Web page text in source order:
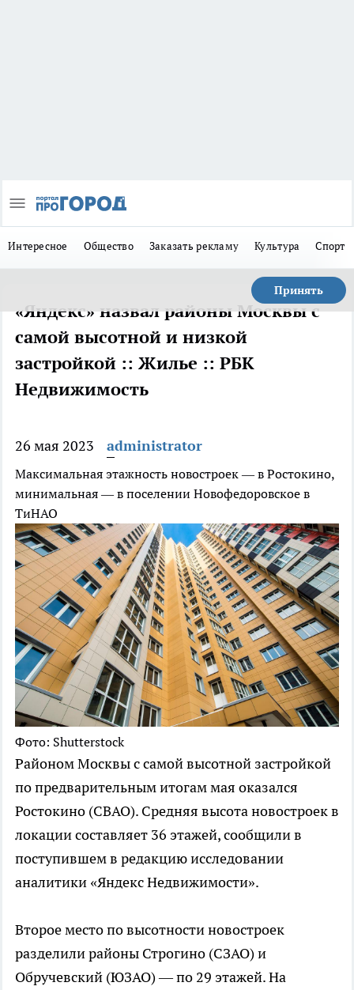
Интересное Общество Заказать рекламу Культура Спорт
Принять
«Яндекс» назвал районы Москвы с
самой высотной и низкой
застройкой :: Жилье :: РБК
Недвижимость
26 мая 2023 administrator
Максимальная этажность новостроек — в Ростокино,
минимальная — в поселении Новофедоровское в
ТиНАО
Фото: Shutterstock
Районом Москвы с самой высотной застройкой
по предварительным итогам мая оказался
Ростокино (СВАО). Средняя высота новостроек в
локации составляет 36 этажей, сообщили в
поступившем в редакцию исследовании
аналитики «Яндекс Недвижимости».
Второе место по высотности новостроек
разделили районы Строгино (СЗАО) и
Обручевский (ЮЗАО) — по 29 этажей. На